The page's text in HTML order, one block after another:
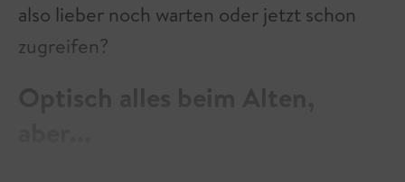
also lieber noch warten oder jetzt schon
zugreifen?